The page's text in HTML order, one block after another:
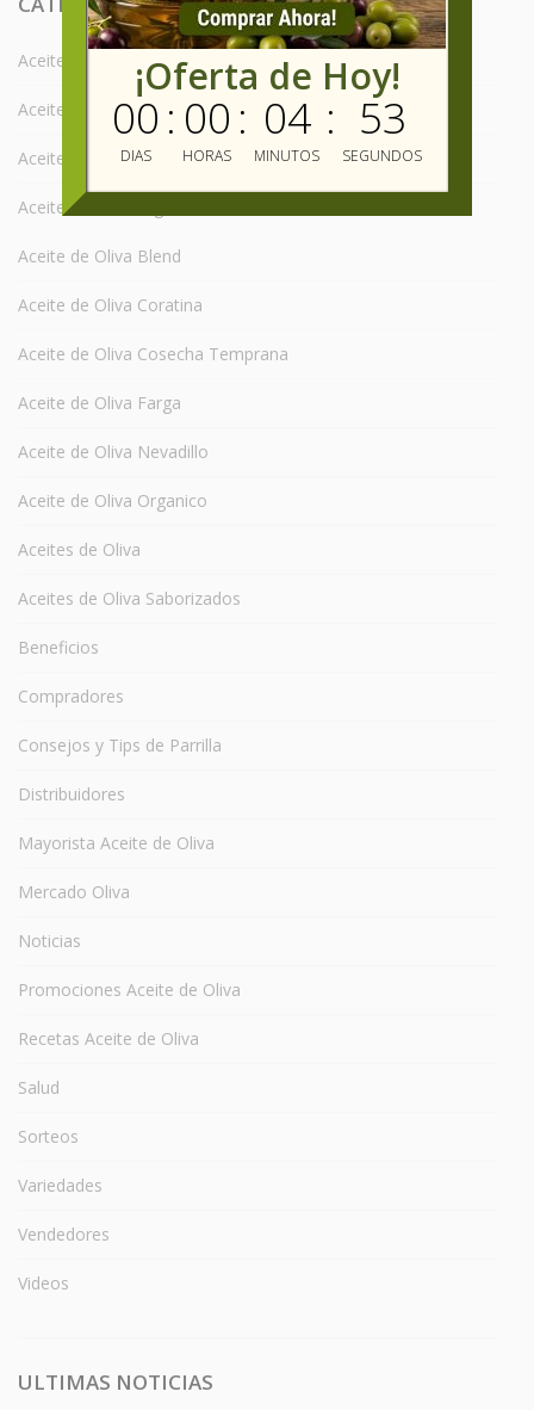
Aceite de Oliva Arauco
Aceite de Oliva Arbequina
Aceite de Oliva Arbosana
Aceite de Oliva Argentina
Aceite de Oliva Blend
Aceite de Oliva Coratina
Aceite de Oliva Cosecha Temprana
Aceite de Oliva Farga
Aceite de Oliva Nevadillo
Aceite de Oliva Organico
Aceites de Oliva
Aceites de Oliva Saborizados
Beneficios
Compradores
Consejos y Tips de Parrilla
Distribuidores
Mayorista Aceite de Oliva
Mercado Oliva
Noticias
Promociones Aceite de Oliva
Recetas Aceite de Oliva
Salud
Sorteos
Variedades
Vendedores
Videos
ULTIMAS NOTICIAS
¡Oferta de Hoy!
00
DIAS
: 00
HORAS
: 04
MINUTOS
: 52
SEGUNDOS